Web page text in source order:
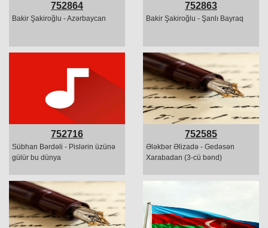
752864
Bakir Şakiroğlu - Azərbaycan
752863
Bakir Şakiroğlu - Şanlı Bayraq
752716
Sübhan Bərdəli - Pislərin üzünə
gülür bu dünya
752585
Ələkbər Əlizadə - Gedəsən
Xarabadan (3-cü bənd)